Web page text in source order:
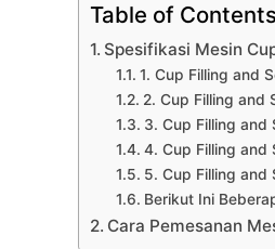
Table of Contents
Spesifikasi Mesin
1. Cup Filling and
2. Cup Filling and
3. Cup Filling and
4. Cup Filling and
5. Cup Filling and
Berikut Ini
Cara Pemesanan